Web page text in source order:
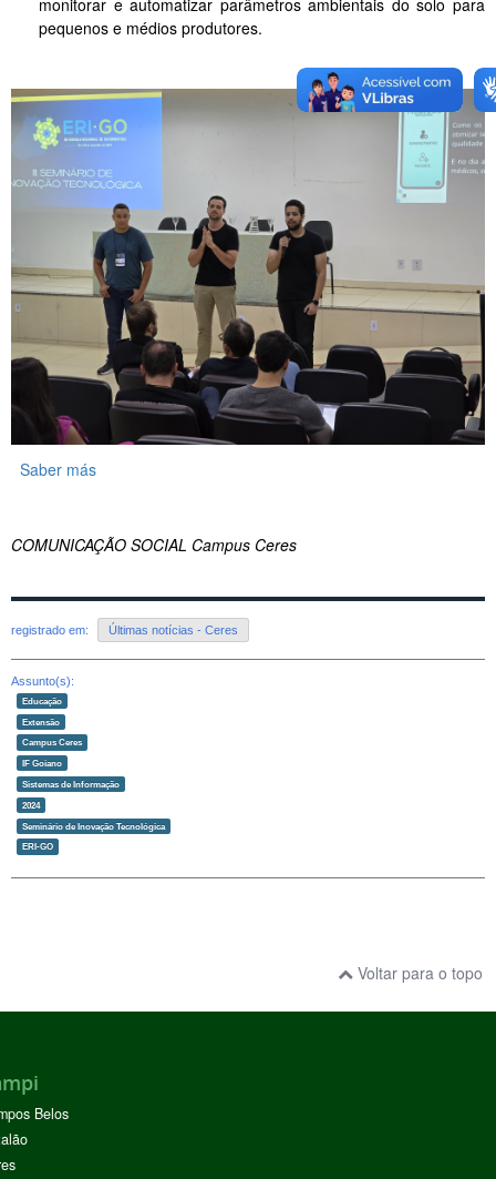
pequenos e médios produtores.
Saber más
COMUNICAÇÃO SOCIAL Campus Ceres
registrado em: Últimas notícias - Ceres
Assunto(s):
Educação
Extensão
Campus Ceres
IF Goiano
Sistemas de Informação
2024
Seminário de Inovação Tecnológica
ERI-GO
Voltar para o topo
Belos